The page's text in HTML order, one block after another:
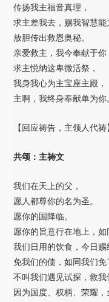
传扬我主福音真理，
求主差我去，赐我智慧能
放胆传出救恩奥秘。
亲爱救主，我今奉献于你
求主悦纳这卑微活祭，
我身我心为主宝座主殿，
主啊，我终身奉献单为你
【回应祷告，主领人代祷
共颂：主祷文
我们在天上的父，
愿人都尊你的名为圣。
愿你的国降临。
愿你的旨意行在地上，如
我们日用的饮食，今日赐
免我们的债，如同我们免
不叫我们遇见试探，救我
因为国度、权柄、荣耀